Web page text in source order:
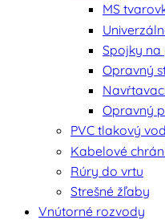
MS
Spojky na
Opravný
Opravný
PVC tlakový
Kabelové
Rúry do vrtu
Strešné žľaby
Vnútorné rozvody